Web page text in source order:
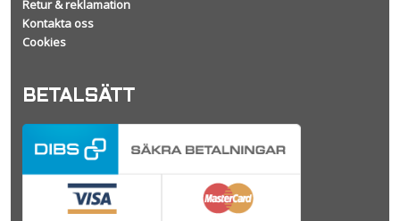
Retur & reklamation
Kontakta oss
Cookies
BETALSÄTT